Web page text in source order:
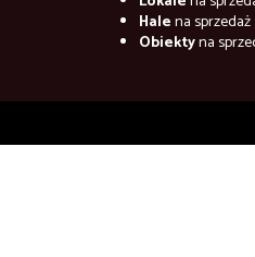
Halena sprzedaż
Obiektyna